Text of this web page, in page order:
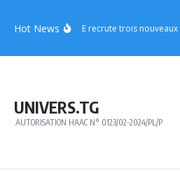
Hot NewsCICA-RE recrute trois
UNIVERS.TG
AUTORISATION HAAC N° 0123/02-2024/PL/P